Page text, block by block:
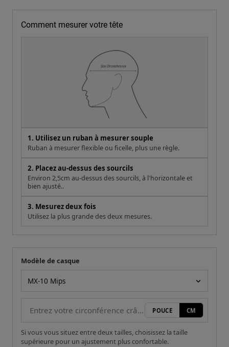
Comment mesurer votre tête
1. Utilisez un ruban à mesurer souple
Ruban à mesurer flexible ou ficelle, plus une règle.
2. Placez au-dessus des sourcils
Environ 2,5cm au-dessus des sourcils, à l'horizontale et
bien ajusté..
3. Mesurez deux fois
Utilisez la plus grande des deux mesures.
Votre mesure
Modèle de casque
POUCE CM
Si vous vous situez entre deux tailles, choisissez la taille
supérieure pour un ajustement plus confortable.